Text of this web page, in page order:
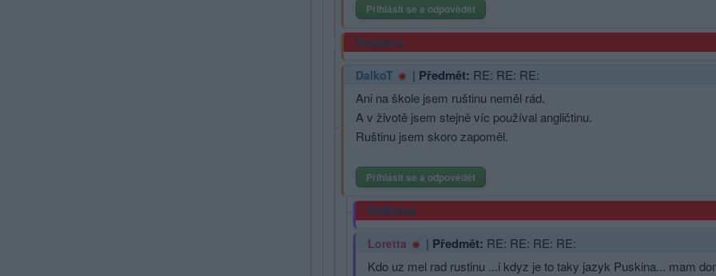
Přihlásit se a odpovědět
Reklama
DalkoT | Předmět: RE: RE: RE:
Ani na škole jsem ruštinu neměl rád.
A v životě jsem stejně víc používal angličtinu.
Ruštinu jsem skoro zapoměl.
Přihlásit se a odpovědět
Reklama
Loretta | Předmět: RE: RE: RE: RE:
Kdo uz mel rad rustinu ...i kdyz je to taky jazyk Puskina... mam